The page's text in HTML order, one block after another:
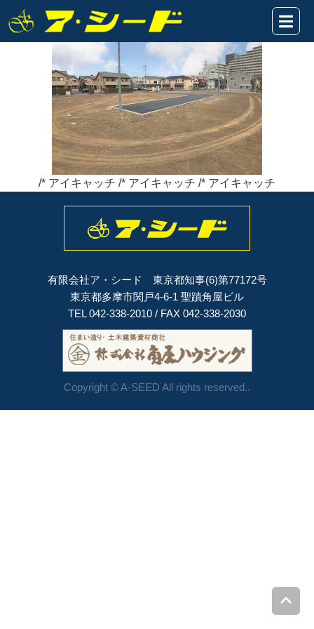
一ノ宮2丁目14区画★現場写真⑥ 2021年01月17日
/* アイキャッチ /* アイキャッチ /* アイキャッチ
有限会社ア・シード 東京都知事(6)第77172号
東京都多摩市関戸4-6-1 聖蹟角屋ビル
TEL 042-338-2010 / FAX 042-338-2030
Copyright © A-SEED All rights reserved..